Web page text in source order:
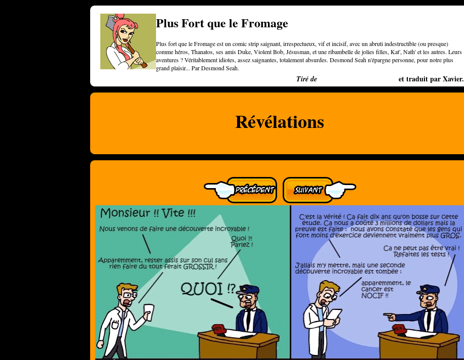
Plus Fort que le Fromage
Plus fort que le Fromage est un comic strip saignant, irrespectueux, vif et incisif, avec un abruti indestructible (ou presque)
comme héros, Thanatos, ses amis Duke, Violent Bob, Jésusman, et une ribambelle de jolies filles, Kat', Nath' et les autres. Leurs
aventures ? Véritablement idiotes, assez saignantes, totalement absurdes. Desmond Seah n'épargne personne, pour notre plus
grand plaisir... Par Desmond Seah.
Tiré de et traduit par Xavier.
Révélations